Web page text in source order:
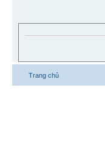
Trang chủ